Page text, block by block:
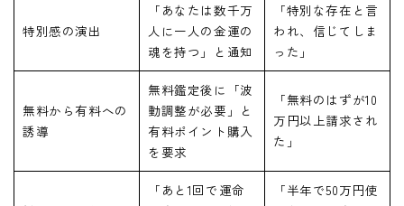
特別感の演出
「あなたは数千万
人に一人の金運の
魂を持つ」と通知
「特別な存在と言
われ、信じてしま
った」
無料から有料への
誘導
無料鑑定後に「波
動調整が必要」と
有料ポイント購入
を要求
「無料のはずが10
万円以上請求され
た」
「あと1回で運命
「半年で50万円使